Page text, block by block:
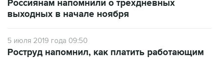
5 июля 2019 года 09:50
за отпускников